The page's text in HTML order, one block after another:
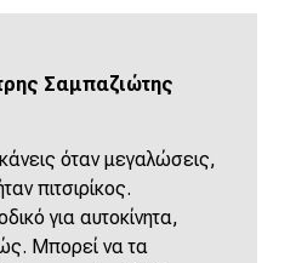
Σαμπαζιώτης
όταν μεγαλώσεις,
πιτσιρίκος.
για αυτοκίνητα,
Μπορεί να τα